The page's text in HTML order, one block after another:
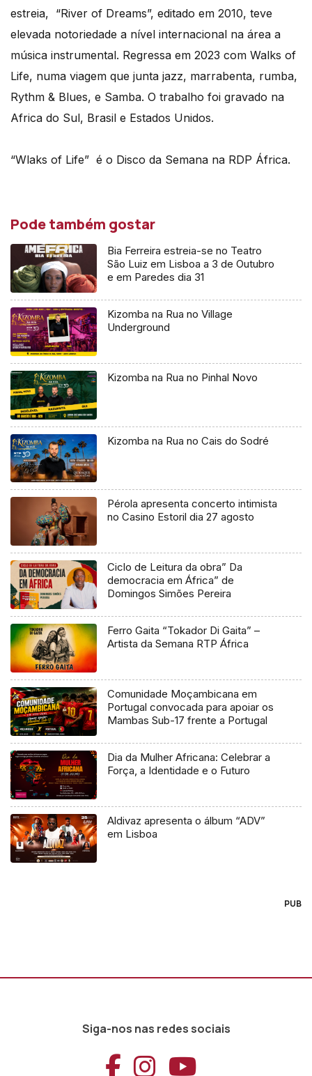
estreia, “River of Dreams”, editado em 2010, teve
elevada notoriedade a nível internacional na área a
música instrumental. Regressa em 2023 com Walks of
Life, numa viagem que junta jazz, marrabenta, rumba,
Rythm & Blues, e Samba. O trabalho foi gravado na
Africa do Sul, Brasil e Estados Unidos.
“Wlaks of Life” é o Disco da Semana na RDP África.
Pode também gostar
Bia Ferreira estreia-se no Teatro
São Luiz em Lisboa a 3 de Outubro
e em Paredes dia 31
Kizomba na Rua no Village
Underground
Kizomba na Rua no Pinhal Novo
Kizomba na Rua no Cais do Sodré
Pérola apresenta concerto intimista
no Casino Estoril dia 27 agosto
Ciclo de Leitura da obra” Da
democracia em África” de
Domingos Simões Pereira
Ferro Gaita “Tokador Di Gaita” –
Artista da Semana RTP África
Comunidade Moçambicana em
Portugal convocada para apoiar os
Mambas Sub-17 frente a Portugal
Dia da Mulher Africana: Celebrar a
Força, a Identidade e o Futuro
Aldivaz apresenta o álbum “ADV”
em Lisboa
PUB
Siga-nos nas redes sociais
Aceder ao
Aceder ao
Aceder